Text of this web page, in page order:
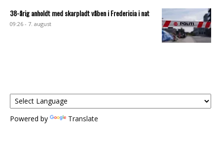
38-årig anholdt med skarpladt våben i Fredericia i nat
09:26 - 7. august
Powered by Translate